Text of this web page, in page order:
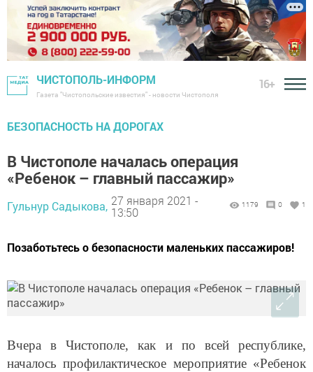
ЧИСТОПОЛЬ-ИНФОРМ
Газета "Чистопольские известия" - новости Чистополя
16+
БЕЗОПАСНОСТЬ НА ДОРОГАХ
В Чистополе началась операция
«Ребенок – главный пассажир»
Гульнур Садыкова, 27 января 2021 -
13:50
1179 0 1
Позаботьтесь о безопасности маленьких пассажиров!
Вчера в Чистополе, как и по всей республике,
началось профилактическое мероприятие «Ребенок